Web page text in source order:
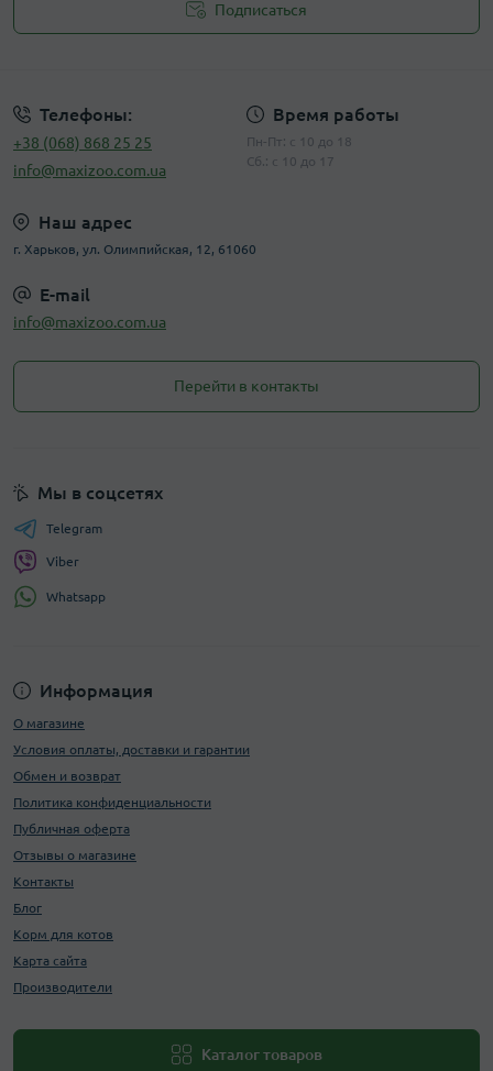
Подписаться
Телефоны:
+38 (068) 868 25 25
info@maxizoo.com.ua
Время работы
Пн-Пт: с 10 до 18
Сб.: с 10 до 17
Наш адрес
г. Харьков, ул. Олимпийская, 12, 61060
E-mail
info@maxizoo.com.ua
Перейти в контакты
Информация
О магазине
Условия оплаты, доставки и гарантии
Обмен и возврат
Политика конфиденциальности
Публичная оферта
Отзывы о магазине
Контакты
Блог
Корм для котов
Карта сайта
Производители
Каталог товаров
Мы в соцсетях
Telegram
Viber
Whatsapp